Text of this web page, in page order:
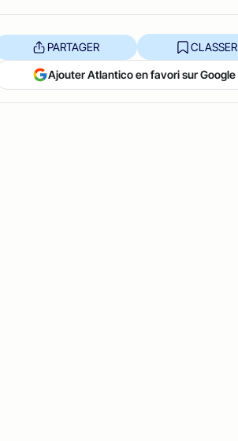
PARTAGER CLASSER
Ajouter Atlantico en favori sur Google